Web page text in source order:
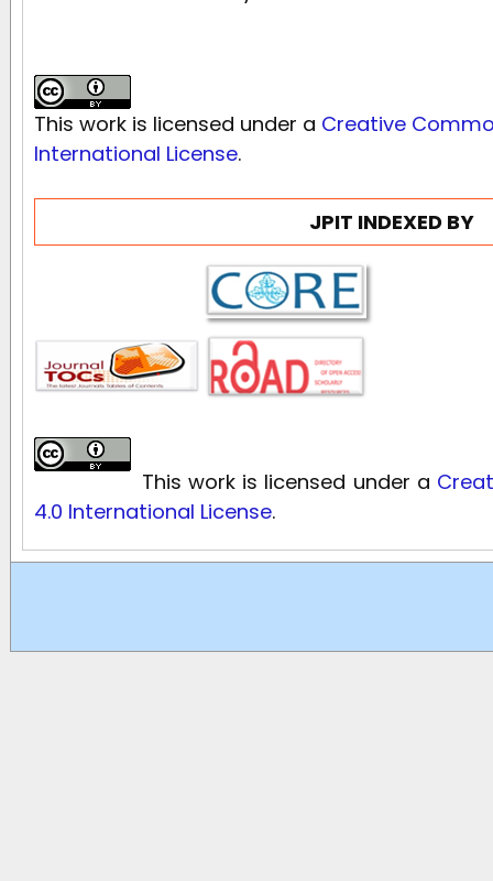
This work is licensed under a Creative
International License.
JPIT INDEXED BY
This work is licensed under a
4.0 International License.